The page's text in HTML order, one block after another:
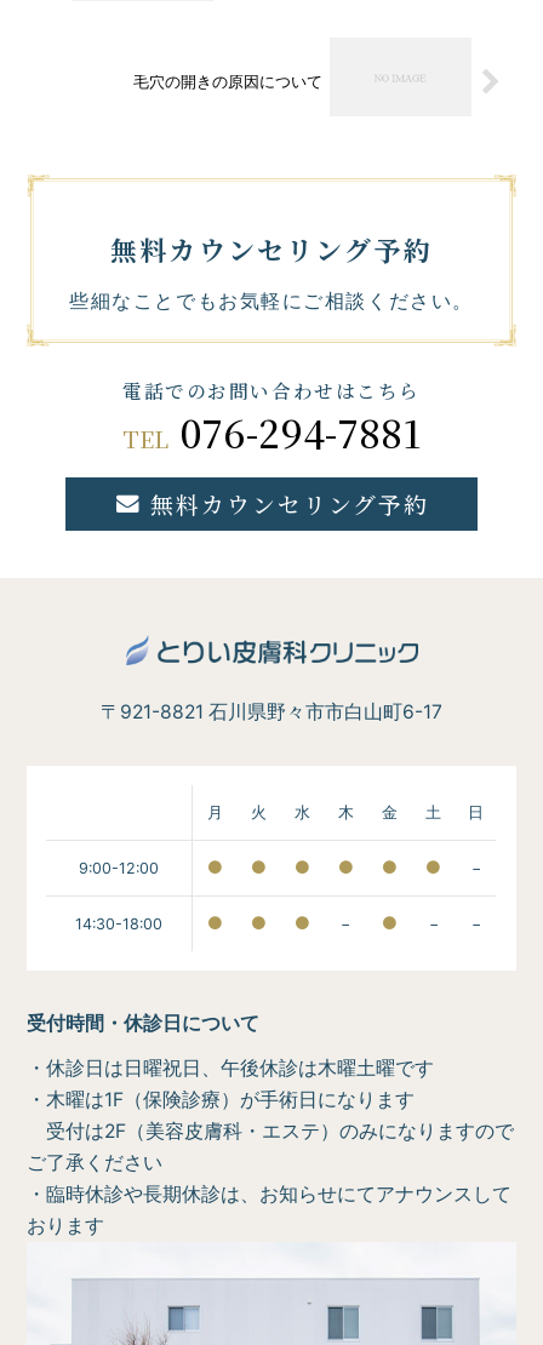
毛穴の開きの原因について
無料カウンセリング予約
些細なことでもお気軽にご相談ください。
電話でのお問い合わせはこちら
TEL 076-294-7881
無料カウンセリング予約
〒921-8821 石川県野々市市白山町6-17
月 火 水 木 金 土 日
9:00-12:00 −
14:30-18:00 − − −
受付時間・休診日について
・休診日は日曜祝日、午後休診は木曜土曜です
・木曜は1F（保険診療）が手術日になります
受付は2F（美容皮膚科・エステ）のみになりますので
ご了承ください
・臨時休診や長期休診は、お知らせにてアナウンスして
おります